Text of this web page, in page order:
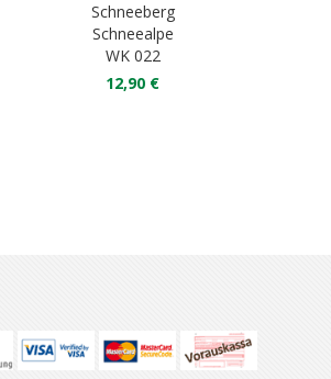
Schneeberg
Schneealpe
WK 022
12,90 €